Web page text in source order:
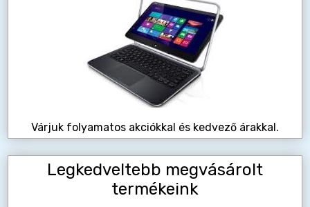
Várjuk folyamatos akciókkal és kedvező árakkal.
Legkedveltebb megvásárolt
termékeink